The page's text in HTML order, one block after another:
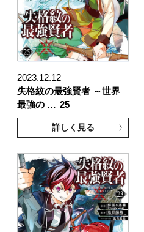
2023.12.12
失格紋の最強賢者 ～世界
最強の … 25
詳しく見る